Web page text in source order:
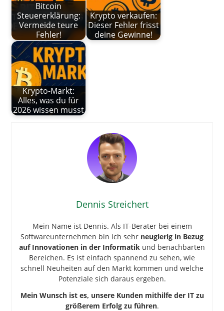
Bitcoin
Steuererklärung:
Vermeide teure
Fehler!
Krypto verkaufen:
Dieser Fehler frisst
deine Gewinne!
Krypto-Markt:
Alles, was du für
2026 wissen musst
Dennis Streichert
Mein Name ist Dennis. Als IT-Berater bei einem
Softwareunternehmen bin ich sehr neugierig in Bezug
auf Innovationen in der Informatik und benachbarten
Bereichen. Es ist einfach spannend zu sehen, wie
schnell Neuheiten auf den Markt kommen und welche
Potenziale sich daraus ergeben.
Mein Wunsch ist es, unsere Kunden mithilfe der IT zu
größerem Erfolg zu führen.